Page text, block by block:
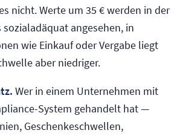
nicht. Werte um 35 € werden in der
angesehen, in
wie Einkauf oder Vergabe liegt
aber niedriger.
Wer in einem Unternehmen mit
System gehandelt hat —
Geschenkeschwellen,